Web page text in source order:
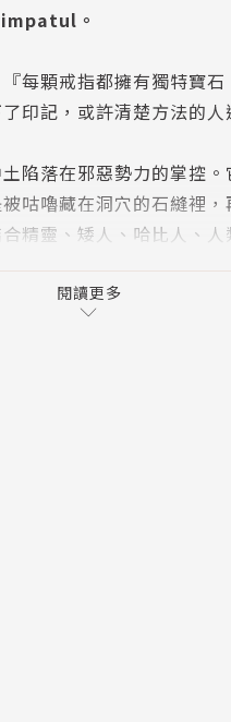
。
每顆戒指都擁有獨特寶
印記，或許清楚方法的人
陷落在邪惡勢力的掌控
咕嚕藏在洞穴的石縫裡
靈、矮人、哈比人、
年出版，至今已被翻譯
眾對書中展現的世界進行
閱讀更多